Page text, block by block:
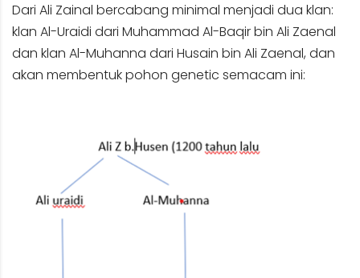
Dari Ali Zainal bercabang minimal menjadi dua klan:
klan Al-Uraidi dari Muhammad Al-Baqir bin Ali Zaenal
dan klan Al-Muhanna dari Husain bin Ali Zaenal, dan
akan membentuk pohon genetic semacam ini: